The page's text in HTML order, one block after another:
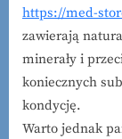
https://med-
zawierają
minerały i
koniecznych
kondycję.
Warto jednak